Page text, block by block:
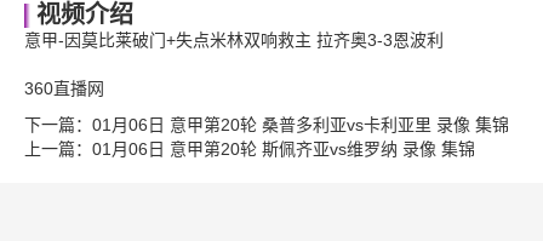
视频介绍
意甲-因莫比莱破门+失点米林双响救主 拉齐奥3-3恩波利
360直播网
下一篇： 01月06日 意甲第20轮 桑普多利亚vs卡利亚里 录像 集锦
上一篇： 01月06日 意甲第20轮 斯佩齐亚vs维罗纳 录像 集锦